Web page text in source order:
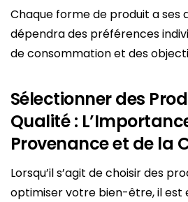
Chaque forme de produit a ses
dépendra des préférences
de consommation et des
Sélectionner des
Qualité :
Provenance et de la
Lorsqu’il s’agit de choisir des
optimiser votre bien-être, il est